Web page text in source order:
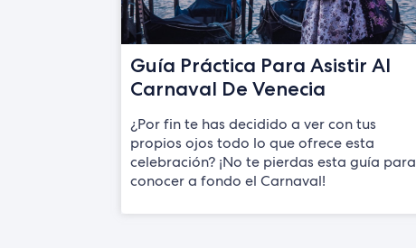
Guía Práctica Para Asistir Al
Carnaval De Venecia
¿Por fin te has decidido a ver con tus
propios ojos todo lo que ofrece esta
celebración? ¡No te pierdas esta guía para
conocer a fondo el Carnaval!